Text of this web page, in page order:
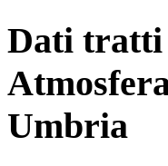
Dati tratti
Umbria